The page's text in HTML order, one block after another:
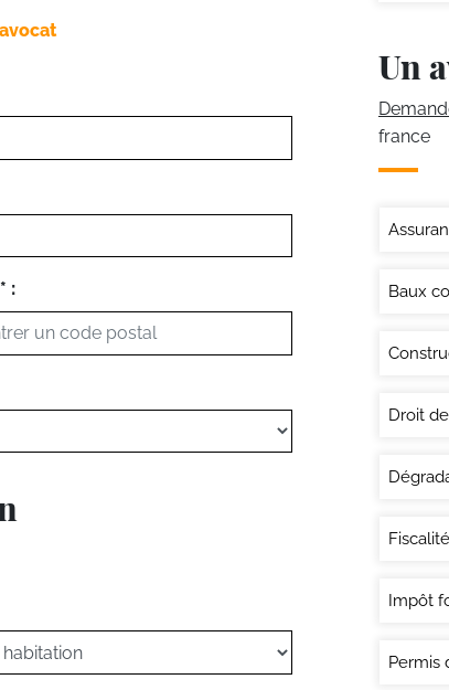
:
Un
france
Baux
Droit
Impôt
Permis